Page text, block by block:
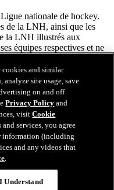
nationale de hockey.
de la LNH, ainsi que les
la LNH illustrés aux
équipes respectives et ne
réservés. Tous les
avec les noms des
officiellement sous license
de marque Zamboni et la
des marques de
& Co., Inc. © Frank J.
Toute autre marque
partie sont la propriété de
cookies and similar
site usage, save
on and off
Privacy Policy and
visitCookie
services, you agree
information (including
and any videos that
.
I Understand